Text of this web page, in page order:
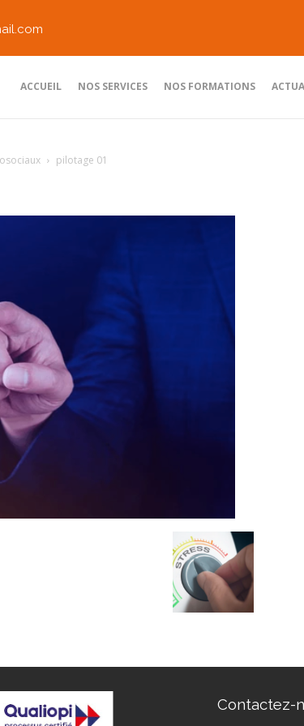
ACCUEIL NOS SERVICES NOS FORMATIONS
pilotage 01
Contactez-